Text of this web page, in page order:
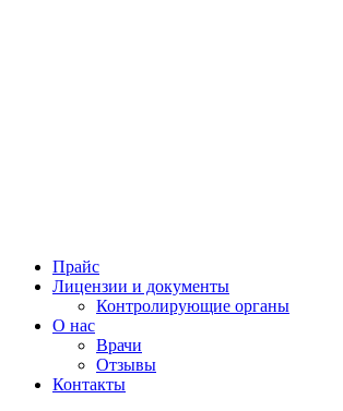
Прайс
Лицензии и документы
Контролирующие органы
О нас
Врачи
Отзывы
Контакты